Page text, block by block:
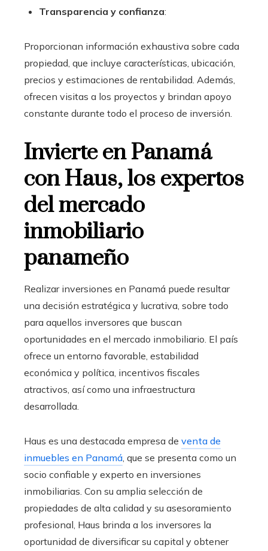
Transparencia y confianza:
Proporcionan información exhaustiva sobre cada
propiedad, que incluye características, ubicación,
precios y estimaciones de rentabilidad. Además,
ofrecen visitas a los proyectos y brindan apoyo
constante durante todo el proceso de inversión.
Invierte en Panamá
con Haus, los expertos
del mercado
inmobiliario
panameño
Realizar inversiones en Panamá puede resultar
una decisión estratégica y lucrativa, sobre todo
para aquellos inversores que buscan
oportunidades en el mercado inmobiliario. El país
ofrece un entorno favorable, estabilidad
económica y política, incentivos fiscales
atractivos, así como una infraestructura
desarrollada.
Haus es una destacada empresa de venta de
inmuebles en Panamá , que se presenta como un
socio confiable y experto en inversiones
inmobiliarias. Con su amplia selección de
propiedades de alta calidad y su asesoramiento
profesional, Haus brinda a los inversores la
oportunidad de diversificar su capital y obtener